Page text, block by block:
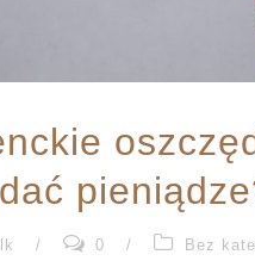
/ 0 / Bez